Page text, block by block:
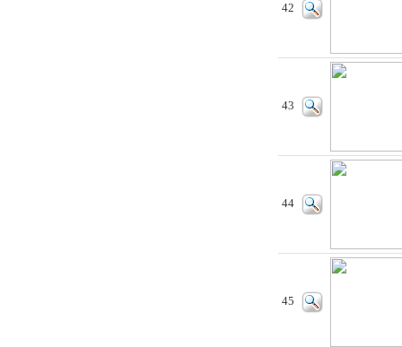
42
43
44
45